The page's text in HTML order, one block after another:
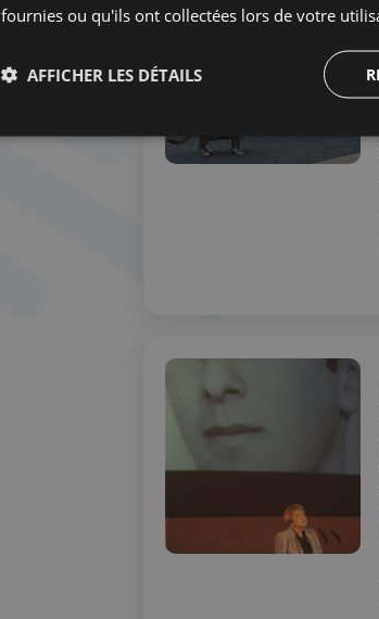
fournies ou qu'ils ont collectées lors de votre
AFFICHER LES DÉTAILS